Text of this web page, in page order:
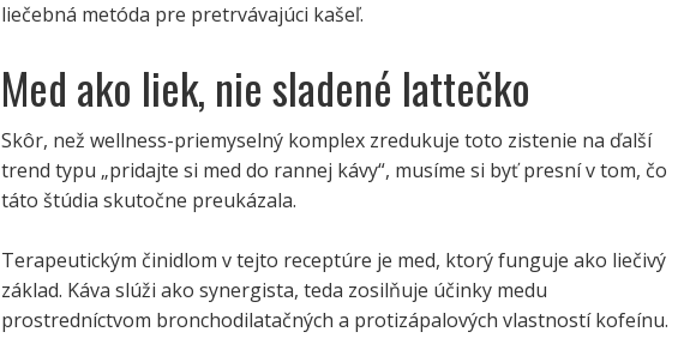
liečebná metóda pre pretrvávajúci kašeľ.
Med ako liek, nie sladené lattečko
Skôr, než wellness-priemyselný komplex zredukuje toto zistenie na ďalší
trend typu „pridajte si med do rannej kávy“, musíme si byť presní v tom, čo
táto štúdia skutočne preukázala.
Terapeutickým činidlom v tejto receptúre je med, ktorý funguje ako liečivý
základ. Káva slúži ako synergista, teda zosilňuje účinky medu
prostredníctvom bronchodilatačných a protizápalových vlastností kofeínu.